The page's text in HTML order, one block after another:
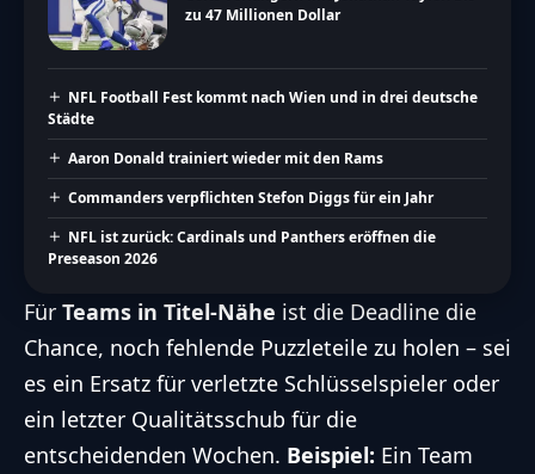
zu 47 Millionen Dollar
NFL Football Fest kommt nach Wien und in drei deutsche
Städte
Aaron Donald trainiert wieder mit den Rams
Commanders verpflichten Stefon Diggs für ein Jahr
NFL ist zurück: Cardinals und Panthers eröffnen die
Preseason 2026
Für Teams in Titel-Nähe ist die Deadline die
Chance, noch fehlende Puzzleteile zu holen – sei
es ein Ersatz für verletzte Schlüsselspieler oder
ein letzter Qualitätsschub für die
entscheidenden Wochen. Beispiel: Ein Team